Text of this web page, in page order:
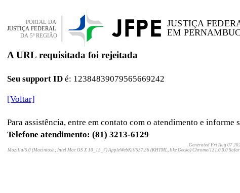
A URL requisitada foi rejeitada
Seu support ID é: 12384839079565669242
[Voltar]
Para assistência, entre em contato com o atendimento e informe
Telefone atendimento: (81) 3213-6129
Generated Fri Aug 07
Mozilla/5.0 (Macintosh; Intel Mac OS X 10_15_7) AppleWebKit/537.36 (KHTML, like Gecko) Chrome/131.0.0.0